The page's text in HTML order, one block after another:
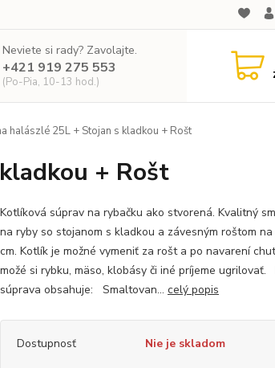
Neviete si rady? Zavolajte.
+421 919 275 553
(Po-Pia, 10-13 hod.)
halászlé 25L + Stojan s kladkou + Rošt
+ Rošt
Kotlíková súprav na rybačku ako stvorená. Kvalitný
na ryby so stojanom s kladkou a závesným roštom
cm. Kotlík je možné vymeniť za rošt a po navarení
možé si rybku, mäso, klobásy či iné príjeme
súprava obsahuje: Smaltovan... celý popis
Dostupnosť Nie je skladom